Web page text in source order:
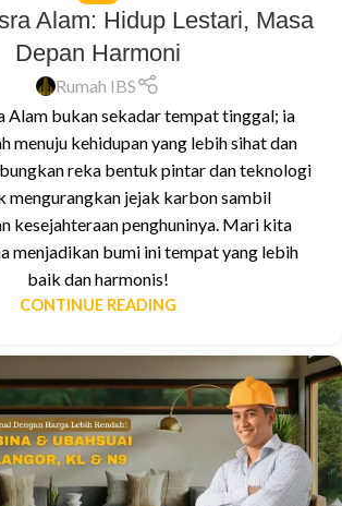
Alam: Hidup Lestari, Masa
Depan Harmoni
Rumah IBS
Alam bukan sekadar tempat tinggal; ia
menuju kehidupan yang lebih sihat dan
reka bentuk pintar dan teknologi
mengurangkan jejak karbon sambil
kesejahteraan penghuninya. Mari kita
menjadikan bumi ini tempat yang lebih
baik dan harmonis!
CONTINUE READING